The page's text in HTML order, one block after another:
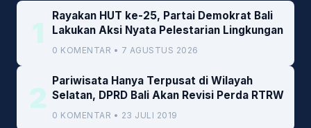
1
Rayakan HUT ke-25, Partai Demokrat Bali
Lakukan Aksi Nyata Pelestarian Lingkungan
0 KOMENTAR • 7 AGUSTUS 2026
2
Pariwisata Hanya Terpusat di Wilayah
Selatan, DPRD Bali Akan Revisi Perda RTRW
0 KOMENTAR • 23 JULI 2019